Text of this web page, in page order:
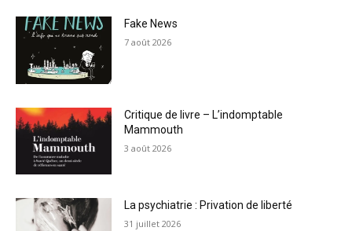
Fake News
7 août 2026
Critique de livre – L’indomptable
Mammouth
3 août 2026
La psychiatrie : Privation de liberté
31 juillet 2026